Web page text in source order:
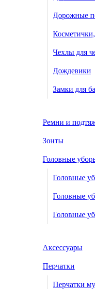
Дорожные
Чехлы для
Дождевики
Замки для
Ремни и
Зонты
Головные
Головные
Головные
Головные
Аксессуары
Перчатки
Перчатки